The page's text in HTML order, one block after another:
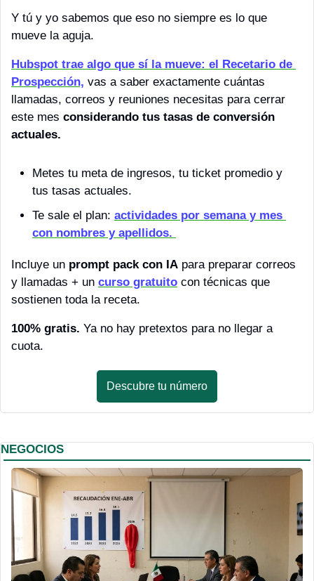
Y tú y yo sabemos que eso no siempre es lo que
mueve la aguja.
Hubspot trae algo que sí la mueve: el Recetario de
Prospección, vas a saber exactamente cuántas
llamadas, correos y reuniones necesitas para cerrar
este mes considerando tus tasas de conversión
actuales.
Metes tu meta de ingresos, tu ticket promedio y
tus tasas actuales.
Te sale el plan: actividades por semana y mes
con nombres y apellidos.
Incluye un prompt pack con IA para preparar correos
y llamadas + un curso gratuito con técnicas que
sostienen toda la receta.
100% gratis. Ya no hay pretextos para no llegar a
cuota.
Descubre tu número
NEGOCIOS